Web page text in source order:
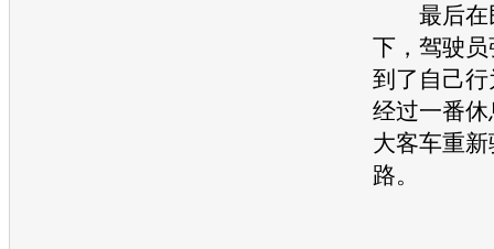
最后在
下，驾驶
到了自己
经过一番
大客车重
路。